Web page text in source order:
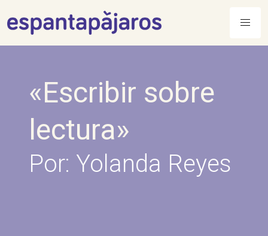
content
«Escribir sobre
lectura»
Por: Yolanda Reyes